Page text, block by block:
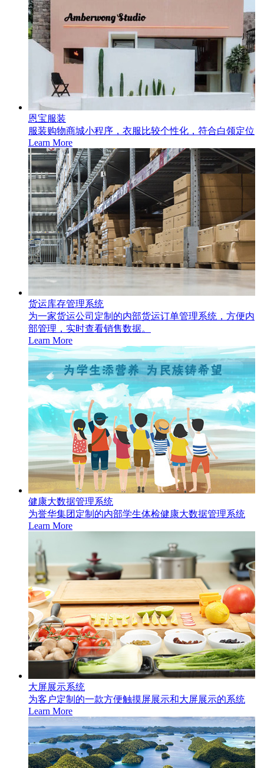
恩宝服装
服装购物商城小程序，衣服比较个性化，符合白领定位
Learn More
货运库存管理系统
为一家货运公司定制的内部货运订单管理系统，方便内
部管理，实时查看销售数据。
Learn More
健康大数据管理系统
为誉华集团定制的内部学生体检健康大数据管理系统
Learn More
大屏展示系统
为客户定制的一款方便触摸屏展示和大屏展示的系统
Learn More